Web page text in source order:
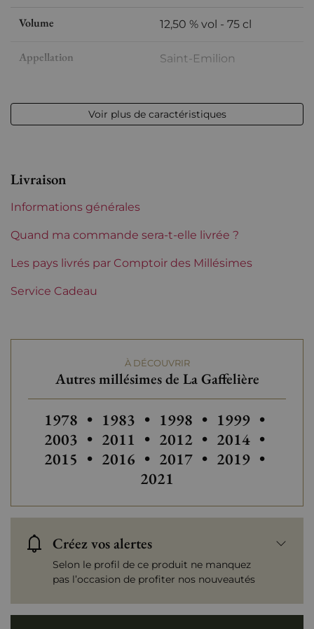
Volume 12,50 % vol - 75 cl
Appellation Saint-Emilion
Etiquette Légèrement tachée
Tranche de prix De 80 à 150 €
Voir plus de caractéristiques
Livraison
Informations générales
Quand ma commande sera-t-elle livrée ?
Les pays livrés par Comptoir des Millésimes
Service Cadeau
À DÉCOUVRIR
Autres millésimes de La Gaffelière
Autres millésimes de La Gaffelière
1978 • Autres millésimes de La
1983 • Autres millésimes de La
1998 • Autres
1999 •
2003 • Autres millésimes de La
2011 • Autres millésimes de La
2012 • Autres
2014 •
2015 • Autres millésimes de La
2016 • Autres millésimes de La
2017 • Autres
2019 •
2021
Créez vos alertes
Selon le profil de ce produit ne manquez
pas l’occasion de profiter nos nouveautés